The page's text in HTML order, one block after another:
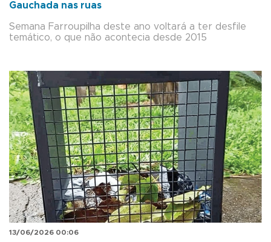
Gauchada nas ruas
Semana Farroupilha deste ano voltará a ter desfile
temático, o que não acontecia desde 2015
13/06/2026 00:06